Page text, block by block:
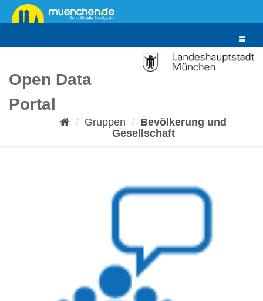
Überspringen
zum
Toggle
Open Data
Portal
Gruppen
Bevölkerung und
Gesellschaft